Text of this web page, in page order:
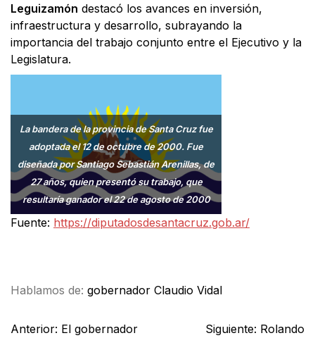
Leguizamón destacó los avances en inversión,
infraestructura y desarrollo, subrayando la
importancia del trabajo conjunto entre el Ejecutivo y la
Legislatura.
La bandera de la provincia de Santa Cruz fue
adoptada el 12 de octubre de 2000. Fue
diseñada por Santiago Sebastián Arenillas, de
27 años, quien presentó su trabajo, que
resultaría ganador el 22 de agosto de 2000
Fuente: https://diputadosdesantacruz.gob.ar/
Hablamos de: gobernador Claudio Vidal
Anterior: El gobernador
Siguiente: Rolando